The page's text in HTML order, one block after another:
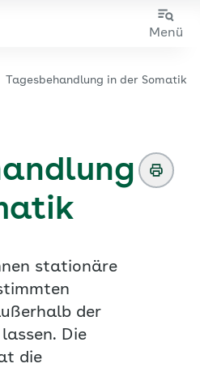
Menü
aok.de/gp
Tagesbehandlung in der Somatik
stationäre
der
Die
die